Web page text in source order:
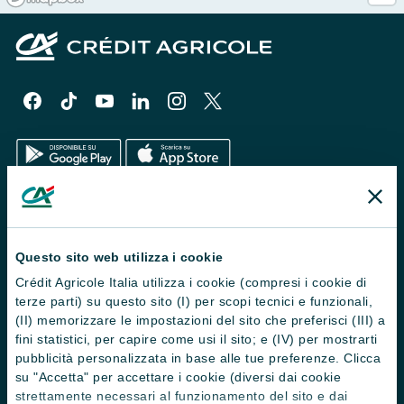
Questo sito web utilizza i cookie
Crédit Agricole Italia utilizza i cookie (compresi i cookie di
terze parti) su questo sito (I) per scopi tecnici e funzionali,
(II) memorizzare le impostazioni del sito che preferisci (III) a
fini statistici, per capire come usi il sito; e (IV) per mostrarti
pubblicità personalizzata in base alle tue preferenze. Clicca
su "Accetta" per accettare i cookie (diversi dai cookie
strettamente necessari al funzionamento del sito e dai
Trova filiali
Contattaci
Domande frequenti
Successioni
Servizi e pagamenti digitali